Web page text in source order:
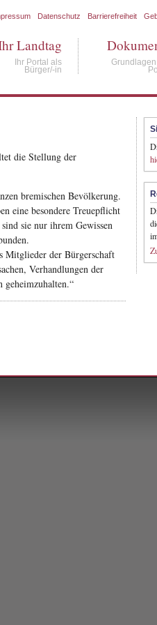
Datenschutz Barrierefreiheit
Landtag
Ihr Portal als
Bürger/-in
die Stellung der
bremischen Bevölkerung.
eine besondere Treuepflicht
sie nur ihrem Gewissen
Mitglieder der Bürgerschaft
Verhandlungen der
geheimzuhalten.“